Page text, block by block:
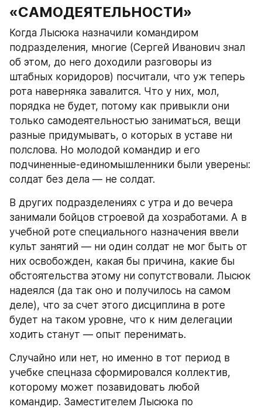
«САМОДЕЯТЕЛЬНОСТИ»
Когда Лысюка назначили командиром
подразделения, многие (Сергей Иванович знал
об этом, до него доходили разговоры из
штабных коридоров) посчитали, что уж теперь
рота наверняка завалится. Что у них, мол,
порядка не будет, потому как привыкли они
только самодеятельностью заниматься, вещи
разные придумывать, о которых в уставе ни
полслова. Но молодой командир и его
подчиненные-единомышленники были уверены:
солдат без дела — не солдат.
В других подразделениях с утра и до вечера
занимали бойцов строевой да хозработами. А в
учебной роте специального назначения ввели
культ занятий — ни один солдат не мог быть от
них освобожден, какая бы причина, какие бы
обстоятельства этому ни сопутствовали. Лысюк
надеялся (да так оно и получилось на самом
деле), что за счет этого дисциплина в роте
будет на таком уровне, что к ним делегации
ходить станут — опыт перенимать.
Случайно или нет, но именно в тот период в
учебке спецназа сформировался коллектив,
которому может позавидовать любой
командир. Заместителем Лысюка по